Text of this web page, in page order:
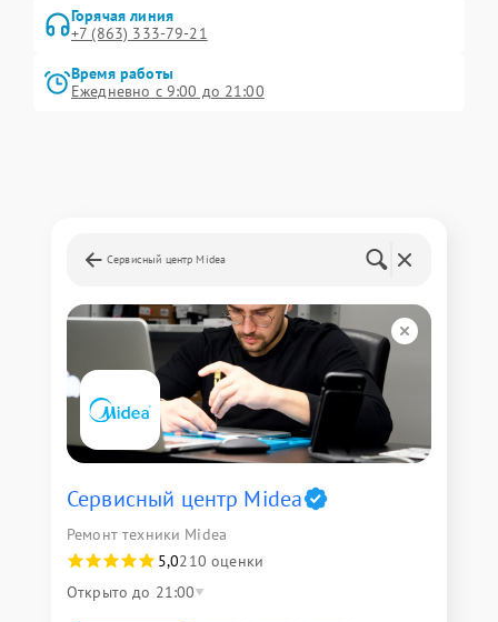
Горячая линия
+7 (863) 333-79-21
Время работы
Ежедневно с 9:00 до 21:00
Сервисный центр Midea
Сервисный центр Midea
Ремонт техники Midea
5,0210 оценки
Открыто до 21:00